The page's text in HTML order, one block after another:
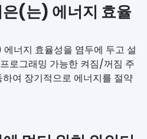
(는) 에너지 효율
너지 효율성을 염두에 두고 설
로그래밍 가능한 켜짐/꺼짐 주
여 장기적으로 에너지를 절약